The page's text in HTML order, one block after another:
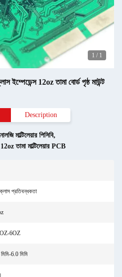
1 / 1
ইম্পেডেন্স 12oz তামা বোর্ড পৃষ্ঠ মাউন্ট
Description
মাল্টিলেয়ার পিসিবি,
12oz তামা মাল্টিলেয়ার PCB
প্রতিবন্ধকতা
6OZ
6.0 মিমি